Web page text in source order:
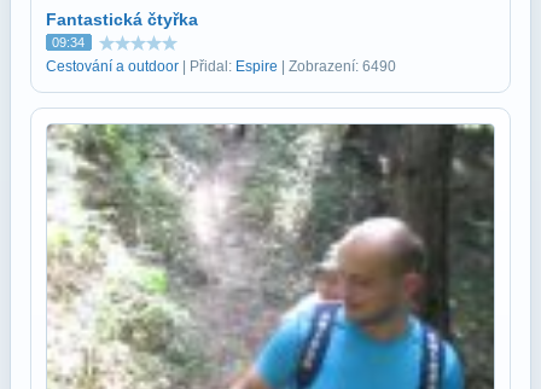
Fantastická čtyřka
09:34
Cestování a outdoor | Přidal: Espire | Zobrazení: 6490